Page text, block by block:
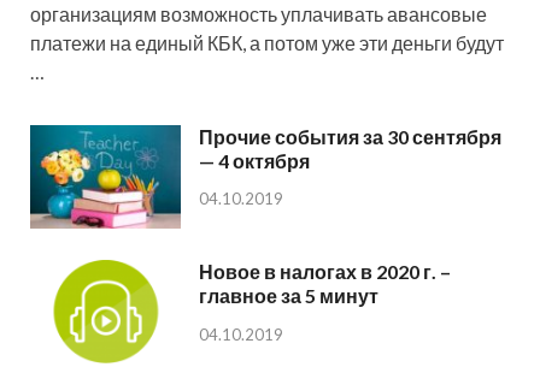
организациям возможность уплачивать авансовые
платежи на единый КБК, а потом уже эти деньги будут
Прочие события за 30 сентября
— 4 октября
04.10.2019
Новое в налогах в 2020 г. –
главное за 5 минут
04.10.2019